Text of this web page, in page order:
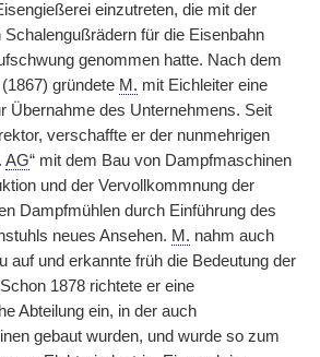
einzutreten, die mit der
Schalengußrädern für die Eisenbahn
genommen hatte. Nach dem
gründete M. mit Eichleiter eine
Übernahme des Unternehmens. Seit
verschaffte er der nunmehrigen
AG“ mit dem Bau von Dampfmaschinen
und der Vervollkommnung der
Dampfmühlen durch Einführung des
neues Ansehen. M. nahm auch
auf und erkannte früh die Bedeutung der
1878 richtete er eine
Abteilung ein, in der auch
gebaut wurden, und wurde so zum